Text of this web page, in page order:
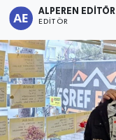
ALPEREN EDITÖR
EDITÖR
Magazin
Etkinlikler